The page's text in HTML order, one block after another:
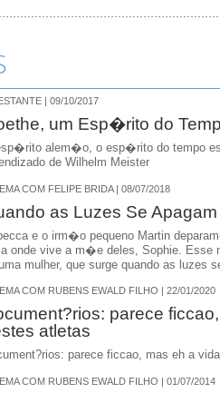
| 09/10/2017
um Esp�rito do
alem�o, o esp�rito do tempo
de Wilhelm Meister
COM FELIPE BRIDA | 08/07/2018
as Luzes Se Apagam
e o irm�o pequeno Martin
onde vive a m�e deles, Sophie. Esse
mulher, que surge quando as luzes
COM RUBENS EWALD FILHO | 22/01/2020
parece
atletas
parece ficcao, mas eh a
COM RUBENS EWALD FILHO | 01/07/2014